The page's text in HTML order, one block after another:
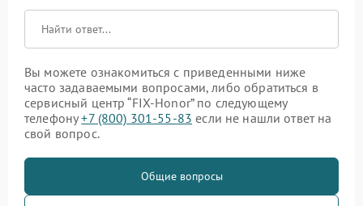
Вы можете ознакомиться с приведенными ниже
часто задаваемыми вопросами, либо обратиться в
сервисный центр “FIX-Honor” по следующему
телефону+7 (800) 301-55-83 если не нашли ответ на
свой вопрос.
Общие вопросы